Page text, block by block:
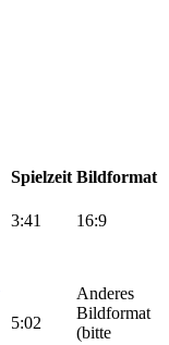
Spielzeit Bildformat
3:41 16:9
5:02
Anderes
Bildformat
(bitte